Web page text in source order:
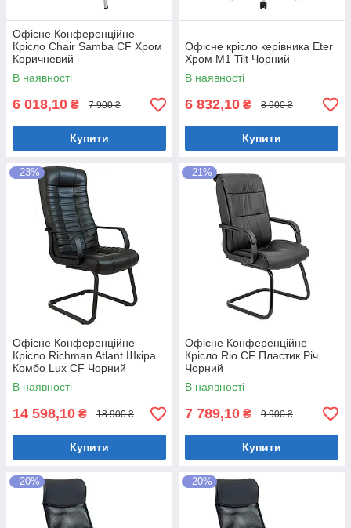
Офісне Конференційне
Крісло Chair Samba CF Хром
Коричневий
В наявності
6 018,10 ₴ 7 900 ₴
Купити
Офісне крісло керівника Eter
Хром M1 Tilt Чорний
В наявності
6 832,10 ₴ 8 900 ₴
Купити
–23%
Офісне Конференційне
Крісло Richman Atlant Шкіра
Комбо Lux CF Чорний
В наявності
14 598,10 ₴ 18 900 ₴
Купити
–21%
Офісне Конференційне
Крісло Rio CF Пластик Річ
Чорний
В наявності
7 789,10 ₴ 9 900 ₴
Купити
–20% –20%